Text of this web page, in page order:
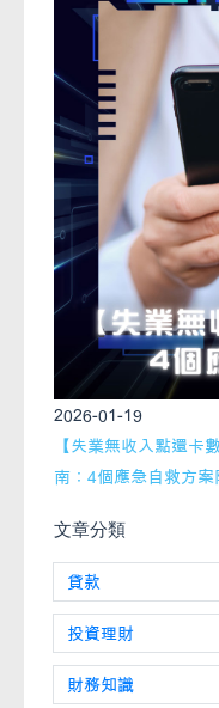
文章分類
貸款
投資理財
財務知識
2026-01-19
【失業無收入點還卡
南：4個應急自救方